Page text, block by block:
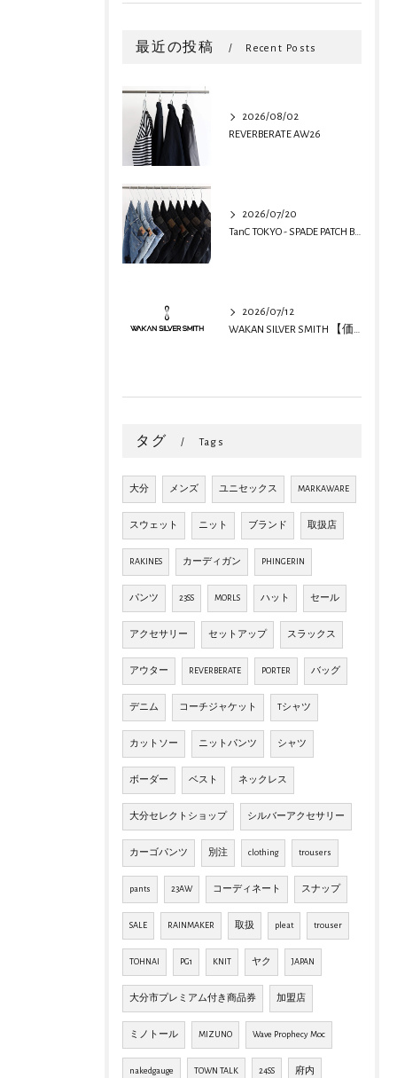
最近の投稿 Recent Posts
2026/08/02
REVERBERATE AW26
2026/07/20
TanC TOKYO - SPADE PATCH BUGGY REMAKE DENIM
2026/07/12
WAKAN SILVER SMITH 【価格改定のお知らせ】
タグ Tags
大分 メンズ ユニセックス MARKAWARE
スウェット ニット ブランド 取扱店
RAKINES カーディガン PHINGERIN
パンツ 23SS MORLS ハット セール
アクセサリー セットアップ スラックス
アウター REVERBERATE PORTER バッグ
デニム コーチジャケット Tシャツ
カットソー ニットパンツ シャツ
ボーダー ベスト ネックレス
大分セレクトショップ シルバーアクセサリー
カーゴパンツ 別注 clothing trousers
pants 23AW コーディネート スナップ
SALE RAINMAKER 取扱 pleat trouser
TOHNAI PG1 KNIT ヤク JAPAN
大分市プレミアム付き商品券 加盟店
ミノトール MIZUNO Wave Prophecy Moc
nakedgauge TOWN TALK 24SS 府内